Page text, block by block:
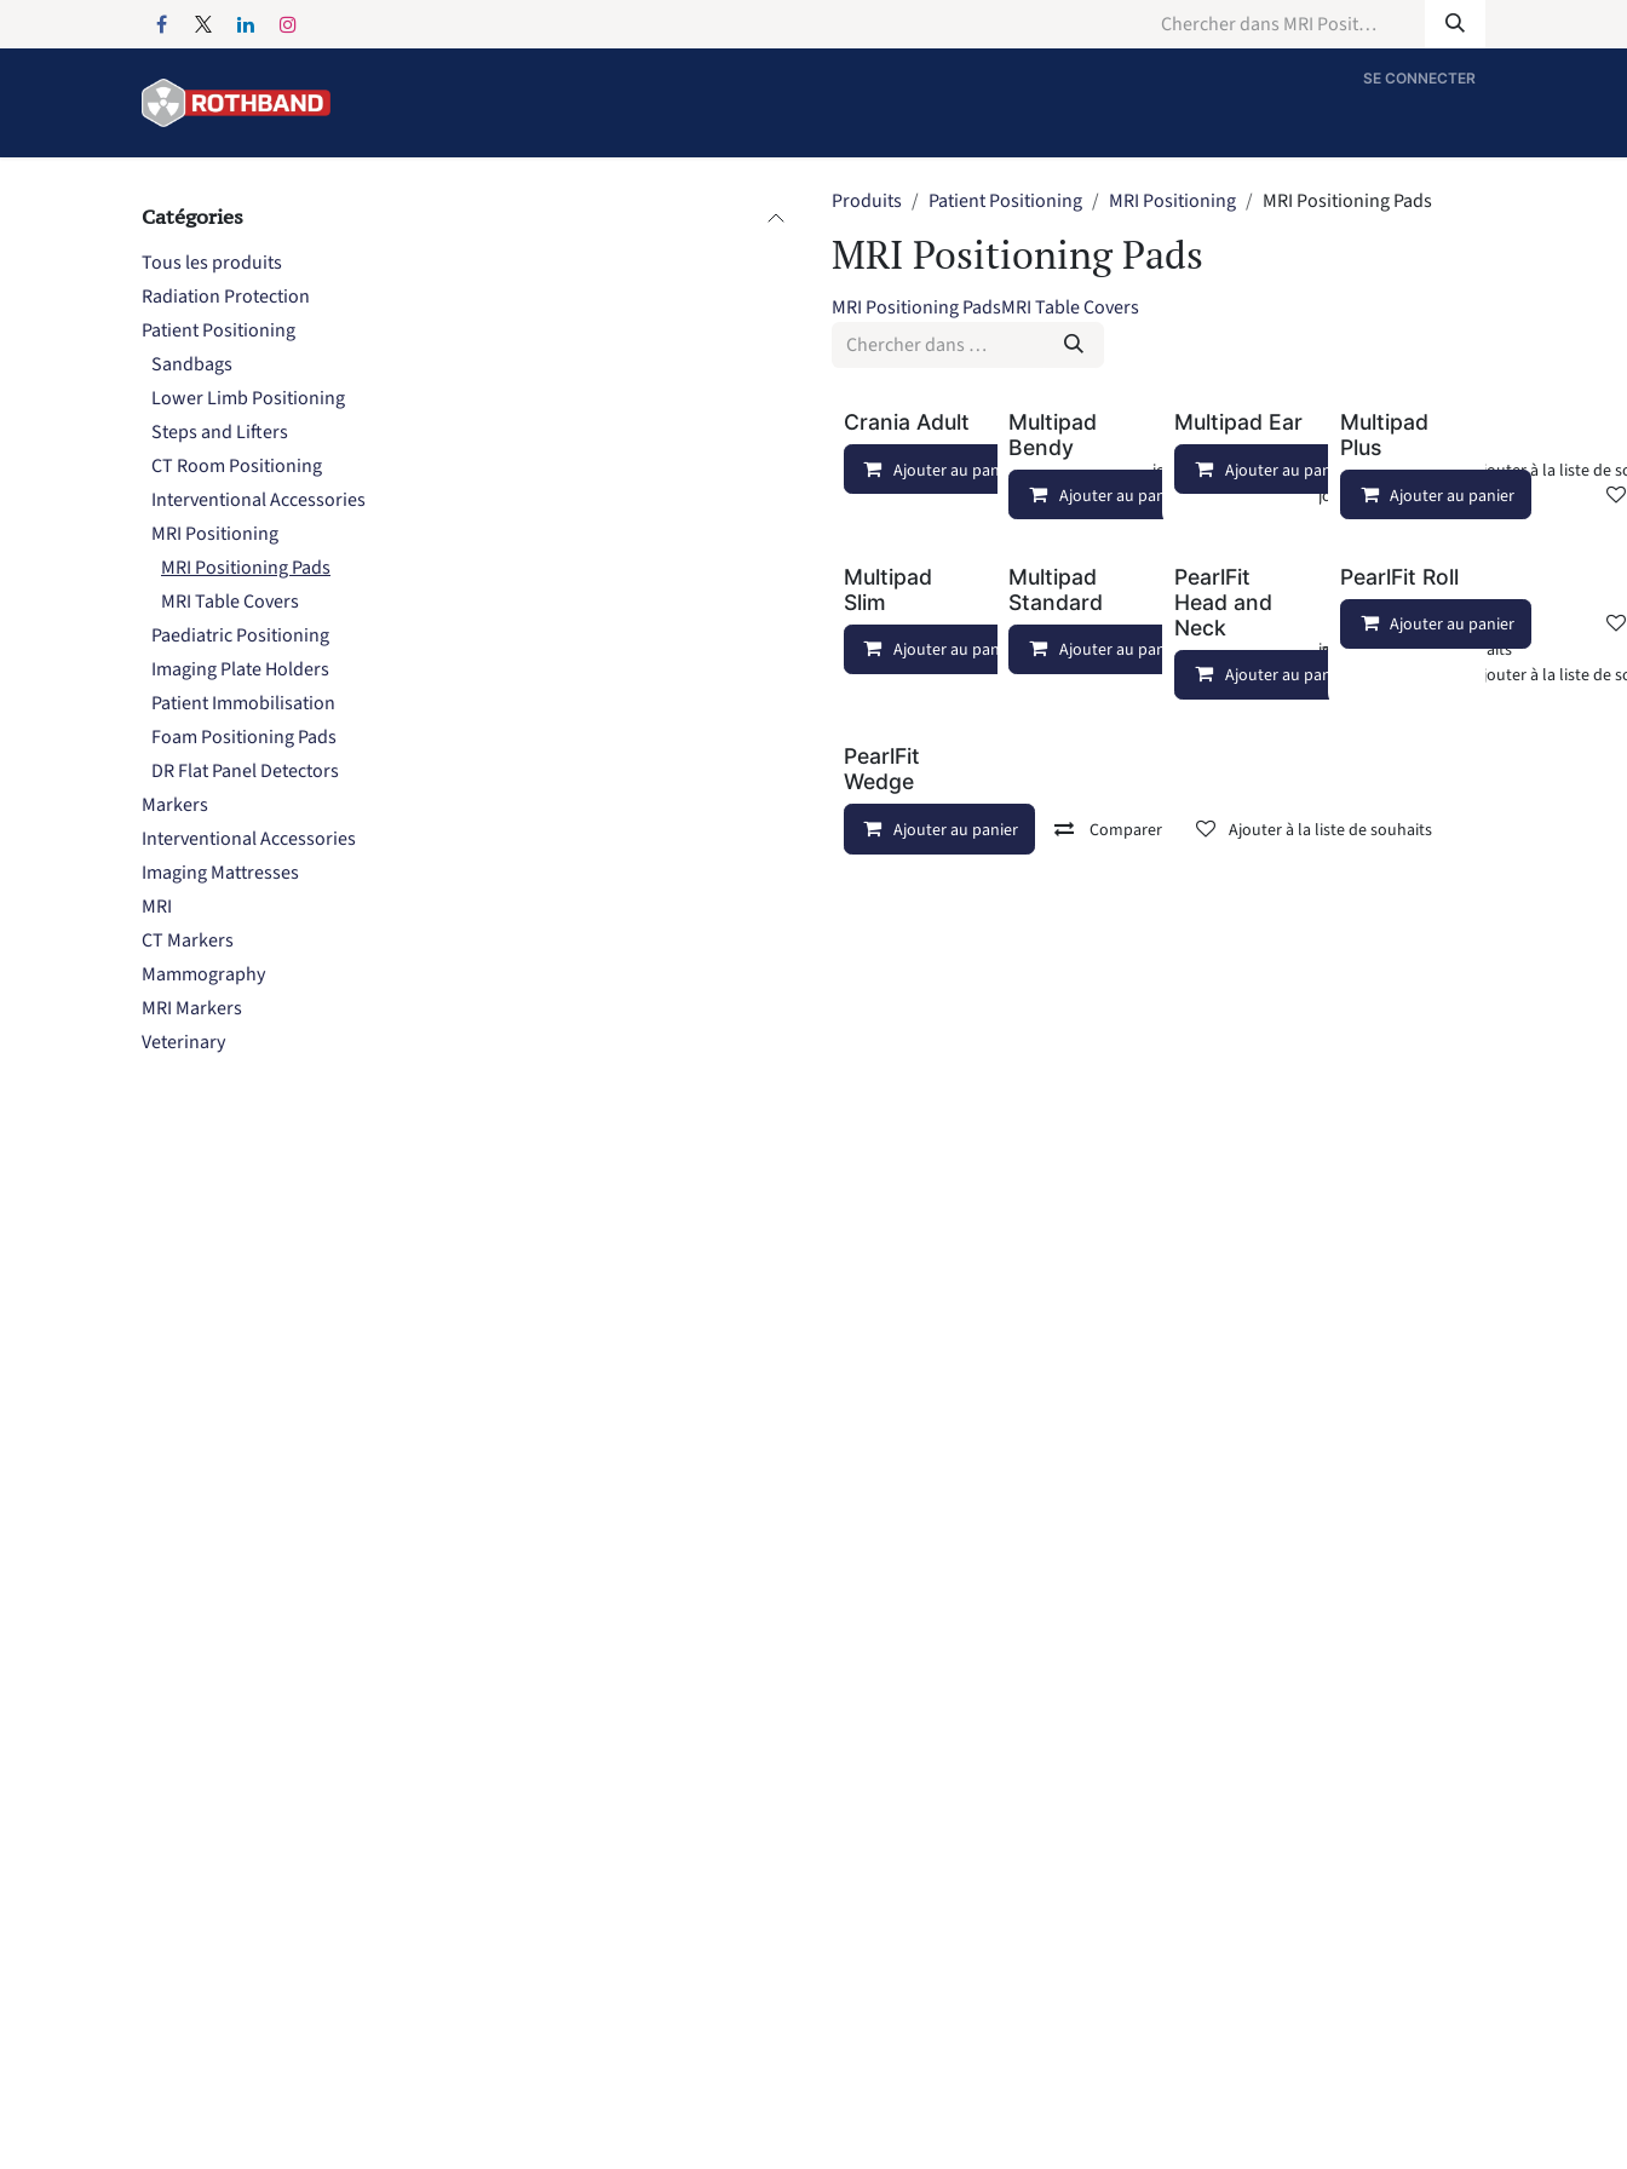
Se rendre au contenu
SE CONNECTER
Catégories
Tous les produits
Radiation Protection
Patient Positioning
Sandbags
Lower Limb Positioning
Steps and Lifters
CT Room Positioning
Interventional Accessories
MRI Positioning
MRI Positioning Pads
MRI Table Covers
Paediatric Positioning
Imaging Plate Holders
Patient Immobilisation
Foam Positioning Pads
DR Flat Panel Detectors
Markers
Interventional Accessories
Imaging Mattresses
MRI
CT Markers
Mammography
MRI Markers
Veterinary
Produits Patient Positioning MRI Positioning MRI Positioning Pads
MRI Positioning Pads
MRI Positioning PadsMRI Table Covers
Crania Adult
Ajouter au panier Ajouter à la liste de souhaits
Multipad
Bendy
Ajouter au panier Ajouter à la liste de souhaits
Multipad Ear
Ajouter au panier Ajouter à la liste de
Multipad
Plus
Ajouter au panier
Multipad
Slim
Ajouter au panier Ajouter à la liste de souhaits
Multipad
Standard
Ajouter au panier Ajouter à la liste de souhaits
PearlFit
Head and
Neck
Ajouter au panier Ajouter à la liste de
PearlFit Roll
Ajouter au panier
PearlFit
Wedge
Ajouter au panier Comparer Ajouter à la liste de souhaits